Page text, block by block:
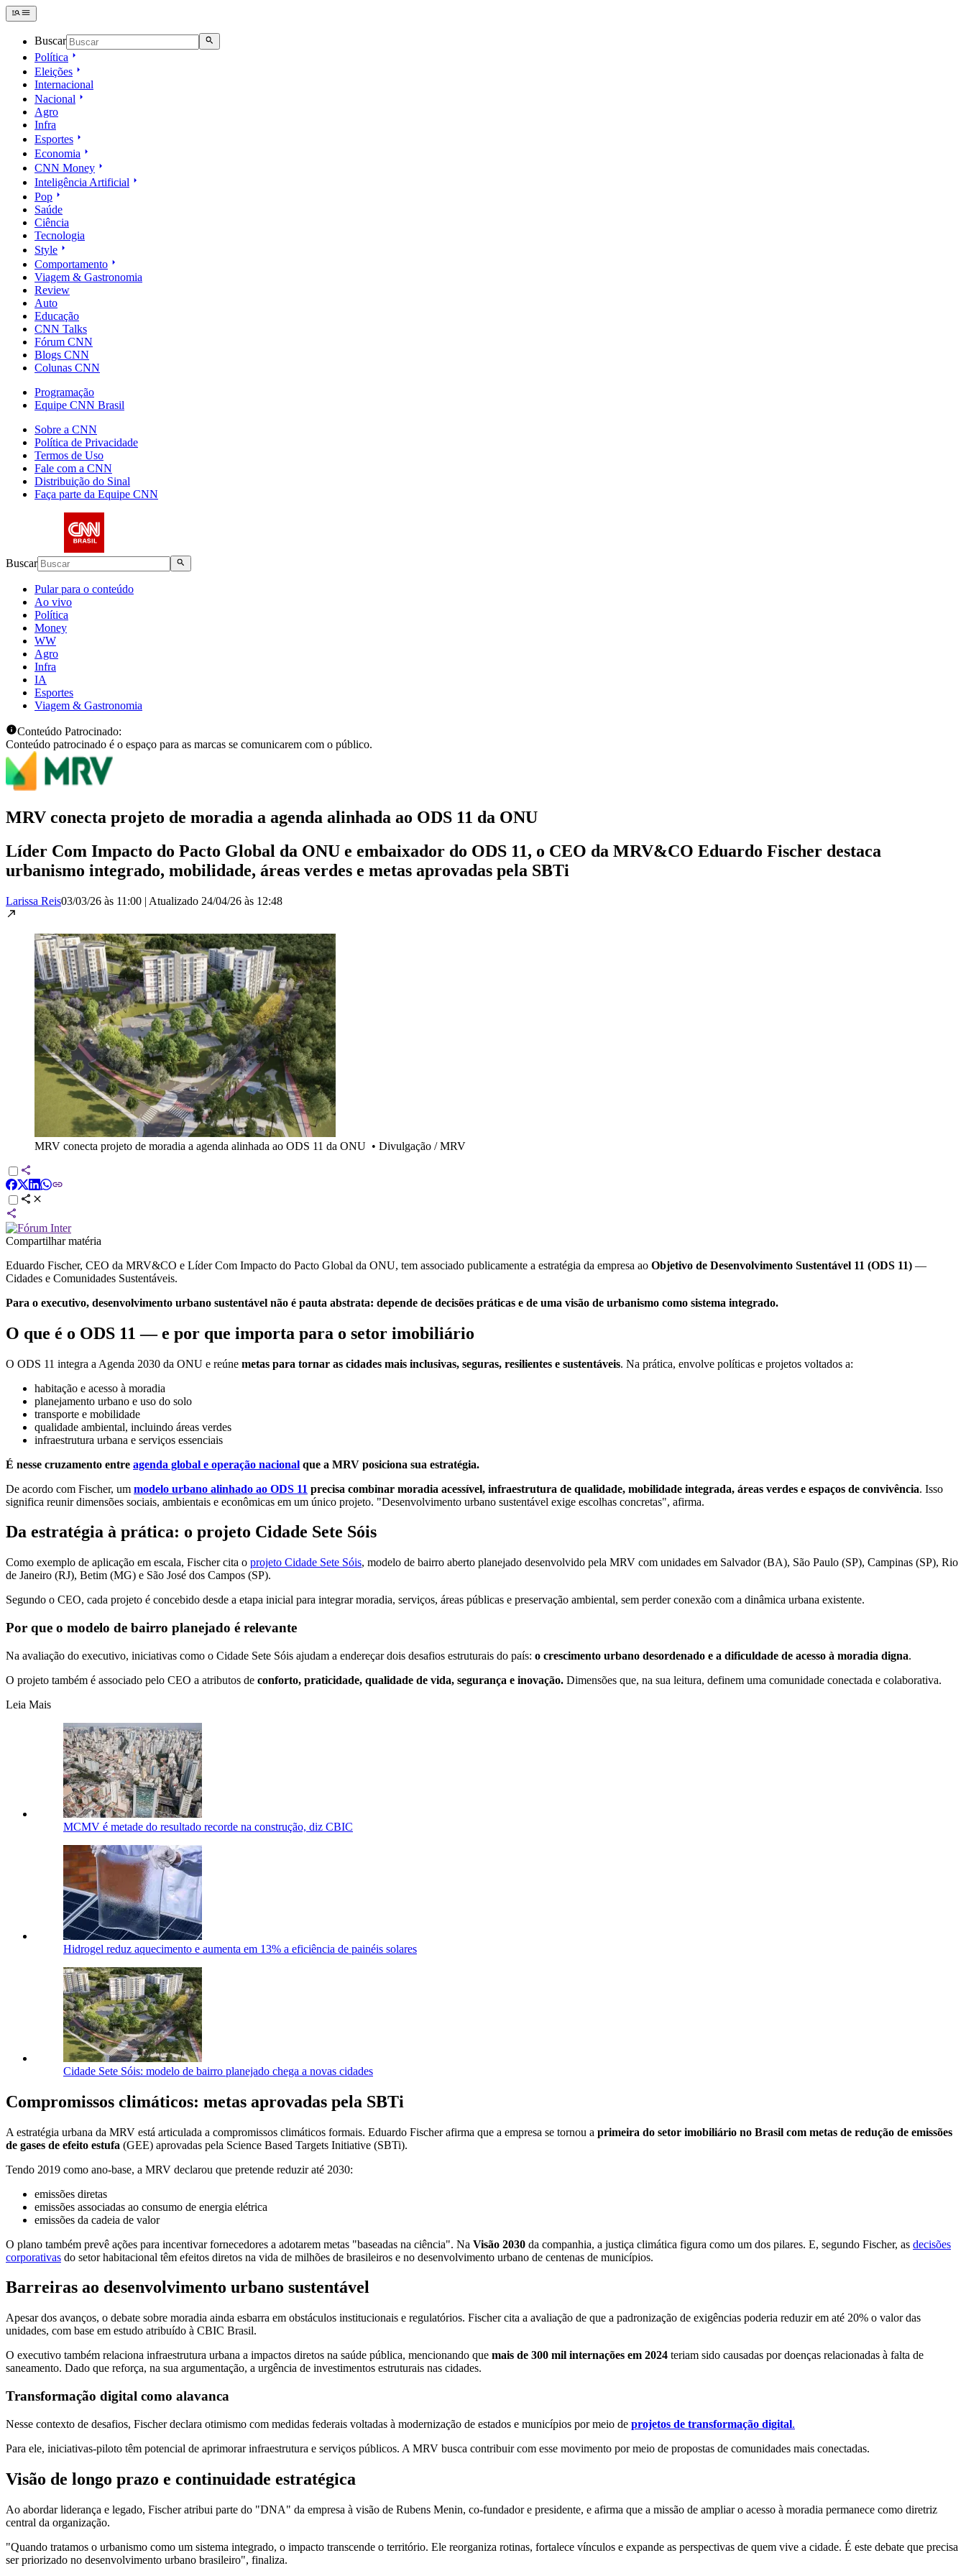
Buscar
Política
Eleições
Internacional
Nacional
Agro
Infra
Esportes
Economia
CNN Money
Inteligência Artificial
Pop
Saúde
Ciência
Tecnologia
Style
Comportamento
Viagem & Gastronomia
Review
Auto
Educação
CNN Talks
Fórum CNN
Blogs CNN
Colunas CNN
Programação
Equipe CNN Brasil
Sobre a CNN
Política de Privacidade
Termos de Uso
Fale com a CNN
Distribuição do Sinal
Faça parte da Equipe CNN
Buscar
Pular para o conteúdo
Ao vivo
Política
Money
WW
Agro
Infra
IA
Esportes
Viagem & Gastronomia
Conteúdo Patrocinado:
Conteúdo patrocinado é o espaço para as marcas se comunicarem com o público.
MRV conecta projeto de moradia a agenda alinhada ao ODS 11 da ONU
Líder Com Impacto do Pacto Global da ONU e embaixador do ODS 11, o CEO da MRV&CO Eduardo Fischer destaca
urbanismo integrado, mobilidade, áreas verdes e metas aprovadas pela SBTi
Larissa Reis03/03/26 às 11:00 | Atualizado 24/04/26 às 12:48
MRV conecta projeto de moradia a agenda alinhada ao ODS 11 da ONU • Divulgação / MRV
Compartilhar matéria
Eduardo Fischer, CEO da MRV&CO e Líder Com Impacto do Pacto Global da ONU, tem associado publicamente a estratégia da empresa ao Objetivo de Desenvolvimento Sustentável 11 (ODS 11) —
Cidades e Comunidades Sustentáveis.
Para o executivo, desenvolvimento urbano sustentável não é pauta abstrata: depende de decisões práticas e de uma visão de urbanismo como sistema integrado.
O que é o ODS 11 — e por que importa para o setor imobiliário
O ODS 11 integra a Agenda 2030 da ONU e reúne metas para tornar as cidades mais inclusivas, seguras, resilientes e sustentáveis. Na prática, envolve políticas e projetos voltados a:
habitação e acesso à moradia
planejamento urbano e uso do solo
transporte e mobilidade
qualidade ambiental, incluindo áreas verdes
infraestrutura urbana e serviços essenciais
É nesse cruzamento entre agenda global e operação nacional que a MRV posiciona sua estratégia.
De acordo com Fischer, um modelo urbano alinhado ao ODS 11 precisa combinar moradia acessível, infraestrutura de qualidade, mobilidade integrada, áreas verdes e espaços de convivência. Isso
significa reunir dimensões sociais, ambientais e econômicas em um único projeto. "Desenvolvimento urbano sustentável exige escolhas concretas", afirma.
Da estratégia à prática: o projeto Cidade Sete Sóis
Como exemplo de aplicação em escala, Fischer cita o projeto Cidade Sete Sóis, modelo de bairro aberto planejado desenvolvido pela MRV com unidades em Salvador (BA), São Paulo (SP), Campinas (SP), Rio
de Janeiro (RJ), Betim (MG) e São José dos Campos (SP).
Segundo o CEO, cada projeto é concebido desde a etapa inicial para integrar moradia, serviços, áreas públicas e preservação ambiental, sem perder conexão com a dinâmica urbana existente.
Por que o modelo de bairro planejado é relevante
Na avaliação do executivo, iniciativas como o Cidade Sete Sóis ajudam a endereçar dois desafios estruturais do país: o crescimento urbano desordenado e a dificuldade de acesso à moradia digna.
O projeto também é associado pelo CEO a atributos de conforto, praticidade, qualidade de vida, segurança e inovação. Dimensões que, na sua leitura, definem uma comunidade conectada e colaborativa.
Leia Mais
MCMV é metade do resultado recorde na construção, diz CBIC
Hidrogel reduz aquecimento e aumenta em 13% a eficiência de painéis solares
Cidade Sete Sóis: modelo de bairro planejado chega a novas cidades
Compromissos climáticos: metas aprovadas pela SBTi
A estratégia urbana da MRV está articulada a compromissos climáticos formais. Eduardo Fischer afirma que a empresa se tornou a primeira do setor imobiliário no Brasil com metas de redução de emissões
de gases de efeito estufa (GEE) aprovadas pela Science Based Targets Initiative (SBTi).
Tendo 2019 como ano-base, a MRV declarou que pretende reduzir até 2030:
emissões diretas
emissões associadas ao consumo de energia elétrica
emissões da cadeia de valor
O plano também prevê ações para incentivar fornecedores a adotarem metas "baseadas na ciência". Na Visão 2030 da companhia, a justiça climática figura como um dos pilares. E, segundo Fischer, as decisões
corporativas do setor habitacional têm efeitos diretos na vida de milhões de brasileiros e no desenvolvimento urbano de centenas de municípios.
Barreiras ao desenvolvimento urbano sustentável
Apesar dos avanços, o debate sobre moradia ainda esbarra em obstáculos institucionais e regulatórios. Fischer cita a avaliação de que a padronização de exigências poderia reduzir em até 20% o valor das
unidades, com base em estudo atribuído à CBIC Brasil.
O executivo também relaciona infraestrutura urbana a impactos diretos na saúde pública, mencionando que mais de 300 mil internações em 2024 teriam sido causadas por doenças relacionadas à falta de
saneamento. Dado que reforça, na sua argumentação, a urgência de investimentos estruturais nas cidades.
Transformação digital como alavanca
Nesse contexto de desafios, Fischer declara otimismo com medidas federais voltadas à modernização de estados e municípios por meio de projetos de transformação digital.
Para ele, iniciativas-piloto têm potencial de aprimorar infraestrutura e serviços públicos. A MRV busca contribuir com esse movimento por meio de propostas de comunidades mais conectadas.
Visão de longo prazo e continuidade estratégica
Ao abordar liderança e legado, Fischer atribui parte do "DNA" da empresa à visão de Rubens Menin, co-fundador e presidente, e afirma que a missão de ampliar o acesso à moradia permanece como diretriz
central da organização.
"Quando tratamos o urbanismo como um sistema integrado, o impacto transcende o território. Ele reorganiza rotinas, fortalece vínculos e expande as perspectivas de quem vive a cidade. É este debate que precisa
ser priorizado no desenvolvimento urbano brasileiro", finaliza.